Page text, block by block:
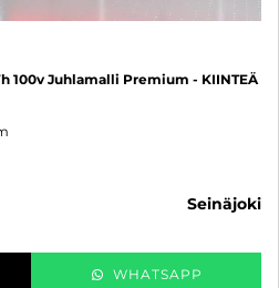
100v Juhlamalli Premium - KIINTEÄ
seinäjoki
WHATSAPP